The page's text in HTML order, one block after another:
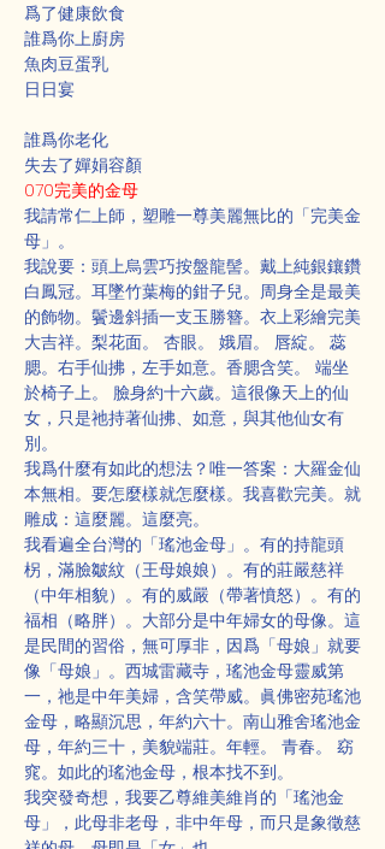
爲了健康飲食
誰爲你上廚房
魚肉豆蛋乳
日日宴
誰爲你老化
失去了嬋娟容顏
070完美的金母
我請常仁上師，塑雕一尊美麗無比的「完美金
母」。
我說要：頭上烏雲巧按盤龍髻。戴上純銀鑲鑽
白鳳冠。耳墜竹葉梅的鉗子兒。周身全是最美
的飾物。鬢邊斜插一支玉勝簪。衣上彩繪完美
大吉祥。梨花面。 杏眼。 娥眉。 唇綻。 蕊
腮。右手仙拂，左手如意。香腮含笑。 端坐
於椅子上。 臉身約十六歲。這很像天上的仙
女，只是祂持著仙拂、如意，與其他仙女有
別。
我爲什麼有如此的想法？唯一答案：大羅金仙
本無相。要怎麼樣就怎麼樣。我喜歡完美。就
雕成：這麼麗。這麼亮。
我看遍全台灣的「瑤池金母」。有的持龍頭
柺，滿臉皺紋（王母娘娘）。有的莊嚴慈祥
（中年相貌）。有的威嚴（帶著憤怒）。有的
福相（略胖）。大部分是中年婦女的母像。這
是民間的習俗，無可厚非，因爲「母娘」就要
像「母娘」。西城雷藏寺，瑤池金母靈威第
一，祂是中年美婦，含笑帶威。眞佛密苑瑤池
金母，略顯沉思，年約六十。南山雅舍瑤池金
母，年約三十，美貌端莊。年輕。 青春。 窈
窕。如此的瑤池金母，根本找不到。
我突發奇想，我要乙尊維美維肖的「瑤池金
母」，此母非老母，非中年母，而只是象徵慈